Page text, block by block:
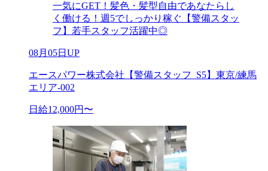
一気にGET！髪色・髪型自由であなたらし
く働ける！週5でしっかり稼ぐ【警備スタッ
フ】若手スタッフ活躍中◎
08月05日UP
エースパワー株式会社【警備スタッフ_S5】東京/練馬
エリア-002
日給12,000円〜